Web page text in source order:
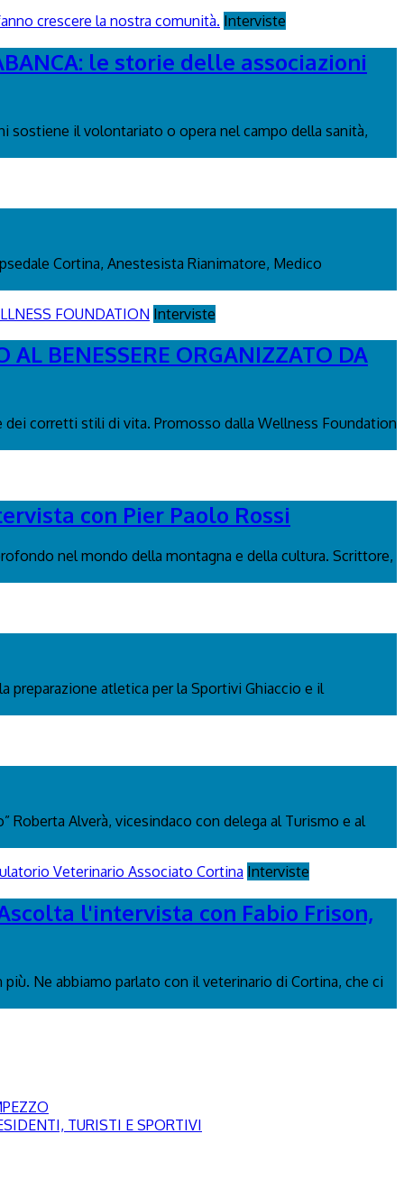
Interviste
le storie delle associazioni
sostiene il volontariato o opera nel campo della sanità,
Cortina, Anestesista Rianimatore, Medico
Interviste
BENESSERE ORGANIZZATO DA
corretti stili di vita. Promosso dalla Wellness Foundation
con Pier Paolo Rossi
nel mondo della montagna e della cultura. Scrittore,
preparazione atletica per la Sportivi Ghiaccio e il
Roberta Alverà, vicesindaco con delega al Turismo e al
Interviste
l'intervista con Fabio Frison,
Ne abbiamo parlato con il veterinario di Cortina, che ci
TURISTI E SPORTIVI